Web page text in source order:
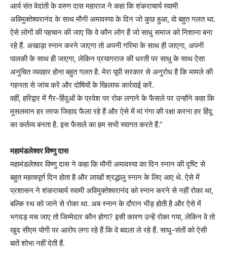
आर्य संत वेदांती के वरुण दास महाराज ने कहा कि शंकराचार्य स्वामी
अविमुक्तेश्वरानंद के साथ मौनी अमावस्या के दिन जो कुछ हुआ, वो बहुत गलत था.
ऐसे लोगों की पहचान की जाए कि वे कौन लोग हैं जो साधु समाज को निशाना बना
रहे हैं. अखाड़ा स्नान करने जाएगा तो अपनी गरिमा के साथ ही जाएगा, अपनी
पालकी के साथ ही जाएगा, लेकिन प्रयागराज की धरती पर साधु के साथ ऐसा
अनुचित व्यवहार होना बहुत गलत है. मेरा यूपी सरकार से अनुरोध है कि मामले की
गहनता से जांच करें और दोषियों के खिलाफ कार्रवाई करें.
वहीं, हरिद्वार में गैर-हिंदुओं के प्रवेश पर रोक लगाने के फैसले पर उन्होंने कहा कि
मुसलमान हर तरफ जिहाद फैला रहे हैं और ऐसे में मां गंगा की रक्षा करना हर हिंदू
का कर्तव्य बनता है. इस फैसले का हम सभी स्वागत करते हैं.”
महामंडलेश्वर विष्णु दास
महामंडलेश्वर विष्णु दास ने कहा कि मौनी अमावस्या का दिन स्नान की दृष्टि से
बहुत महत्वपूर्ण दिन होता है और लाखों श्रद्धालु स्नान के लिए आए थे. ऐसे में
प्रशासन ने शंकराचार्य स्वामी अविमुक्तेश्वरानंद को स्नान करने से नहीं रोका था,
बल्कि रथ को जाने से रोका था. अब स्नान के दौरान भीड़ होती है और ऐसे में
भगदड़ मच जाए तो जिम्मेदार कौन होगा? इसी कारण उन्हें रोका गया, लेकिन वे तो
खुद सीएम योगी पर आरोप लगा रहे हैं कि वे बदला ले रहे हैं. साधु-संतों को ऐसी
बातें शोभा नहीं देती हैं.